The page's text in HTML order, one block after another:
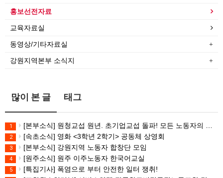
홍보선전자료
교육자료실
동영상/기타자료실
강원지역본부 소식지
많이 본 글 태그
1 [본부소식] 원청교섭 원년. 초기업교섭 돌파! 모든 노동자의 노동기본권 쟁취! 민주노총 7.15 총파업대회
2 [속초소식] 영화 <3학년 2학기> 공동체 상영회
3 [본부소식] 강원지역 노동자 합창단 모임
4 [원주소식] 원주 이주노동자 한국어교실
5 [특집기사] 폭염으로 부터 안전한 일터 쟁취!